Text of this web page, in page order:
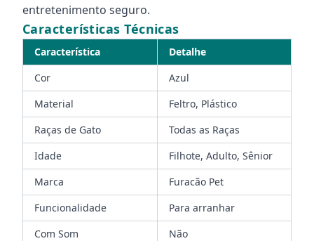
entretenimento seguro.
Características Técnicas
Característica
Detalhe
Cor
Azul
Material
Feltro, Plástico
Raças de Gato
Todas as Raças
Idade
Filhote, Adulto, Sênior
Marca
Furacão Pet
Funcionalidade
Para arranhar
Com Som
Não